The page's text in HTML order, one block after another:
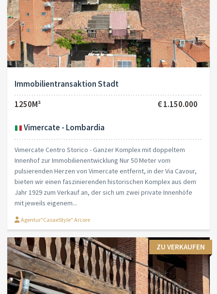
Immobilientransaktion Stadt
1250M²
€ 1.150.000
Vimercate - Lombardia
Vimercate Centro Storico - Ganzer Komplex mit doppeltem
Innenhof zur Immobilienentwicklung Nur 50 Meter vom
pulsierenden Herzen von Vimercate entfernt, in der Via Cavour,
bieten wir einen faszinierenden historischen Komplex aus dem
Jahr 1929 zum Verkauf an, der sich um zwei private Innenhöfe
mit jeweils eigenem...
Agentur"CasaeStyle" Arcore
ZU VERKAUFEN